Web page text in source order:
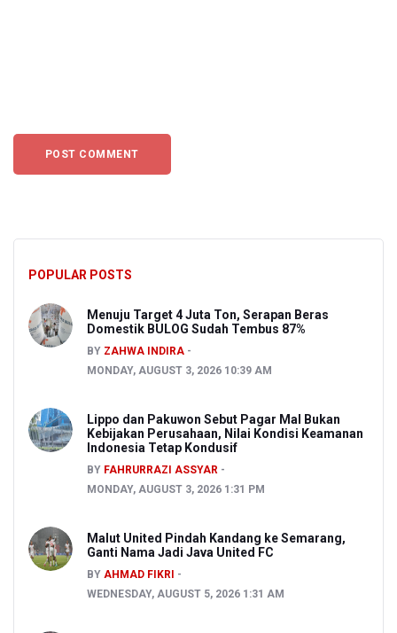
POPULAR POSTS
Menuju Target 4 Juta Ton, Serapan Beras
Domestik BULOG Sudah Tembus 87%
BY ZAHWA INDIRA
MONDAY, AUGUST 3, 2026 10:39 AM
Lippo dan Pakuwon Sebut Pagar Mal Bukan
Kebijakan Perusahaan, Nilai Kondisi Keamanan
Indonesia Tetap Kondusif
BY FAHRURRAZI ASSYAR
MONDAY, AUGUST 3, 2026 1:31 PM
Malut United Pindah Kandang ke Semarang,
Ganti Nama Jadi Java United FC
BY AHMAD FIKRI
WEDNESDAY, AUGUST 5, 2026 1:31 AM